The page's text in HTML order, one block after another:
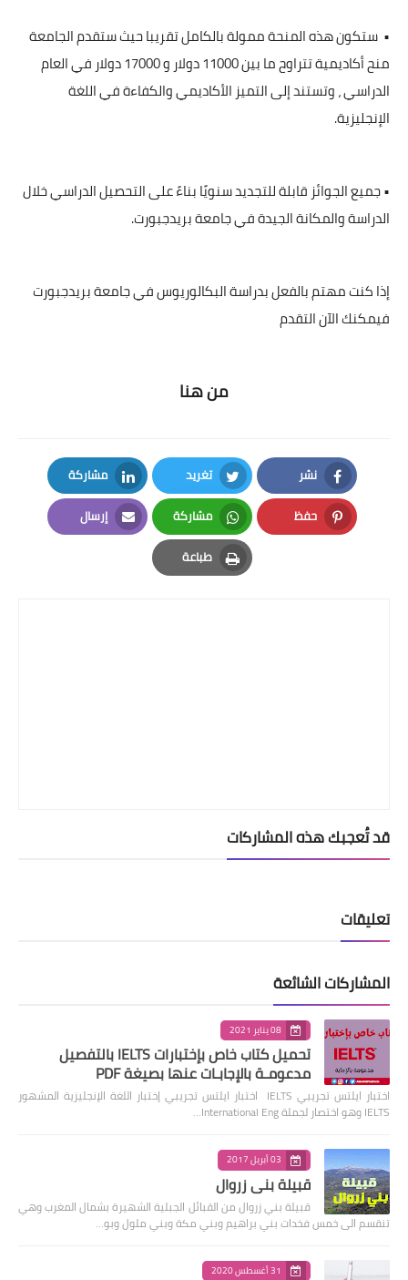
• ستكون هذه المنحة ممولة بالكامل تقريبا حيث ستقدم الجامعة
منح أكاديمية تتراوح ما بين 11000 دولار و 17000 دولار في العام
الدراسي ، وتستند إلى التميز الأكاديمي والكفاءة في اللغة
الإنجليزية.
• جميع الجوائز قابلة للتجديد سنويًا بناءً على التحصيل الدراسي خلال
الدراسة والمكانة الجيدة في جامعة بريدجبورت.
إذا كنت مهتم بالفعل بدراسة البكالوريوس في جامعة بريدجبورت
فيمكنك الآن التقدم
من هنا
نشر
Facebook
تغريد
Twitter
مشاركة
LinkedIn
حفظ
Pinterest
مشاركة
Whatsapp
إرسال
Email
طباعة
Print
قد تُعجبك هذه المشاركات
تعليقات
المشاركات الشائعة
08 يناير 2021
تحميل كتاب خاص بإختبارات IELTS بالتفصيل
مدعومـة بالإجابـات عنها بصيغة PDF
اختبار ايلتس تجريبي IELTS اختبار ايلتس تجريبي إختبار اللغة الإنجليزية المشهور
IELTS وهو اختصار لجملة International Eng…
03 أبريل 2017
قبيلة بني زروال
قبيلة بني زروال من القبائل الجبلية الشهيرة بشمال المغرب وهي
تنقسم الى خمس فخدات بني براهيم وبني مكة وبني ملول وبو…
31 أغسطس 2020